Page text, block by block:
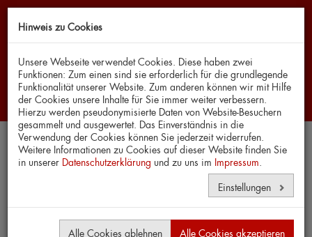
News
Hinweis zu Cookies
Unsere Webseite verwendet Cookies. Diese haben zwei
Funktionen: Zum einen sind sie erforderlich für die grundlegende
Funktionalität unserer Website. Zum anderen können wir mit Hilfe
der Cookies unsere Inhalte für Sie immer weiter verbessern.
Hierzu werden pseudonymisierte Daten von Website-Besuchern
gesammelt und ausgewertet. Das Einverständnis in die
Verwendung der Cookies können Sie jederzeit widerrufen.
Weitere Informationen zu Cookies auf dieser Website finden Sie
in unserer Datenschutzerklärung und zu uns im Impressum
Einstellungen
Alle Cookies ablehnen Alle Cookies akzeptieren